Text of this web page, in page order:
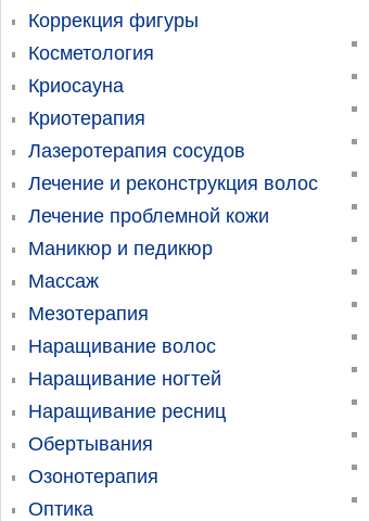
Коррекция фигуры
Косметология
Криосауна
Криотерапия
Лазеротерапия сосудов
Лечение и реконструкция волос
Лечение проблемной кожи
Маникюр и педикюр
Массаж
Мезотерапия
Наращивание волос
Наращивание ногтей
Наращивание ресниц
Обертывания
Озонотерапия
Оптика